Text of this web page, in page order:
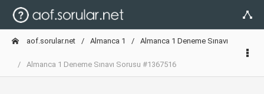
aof.sorular.net Almanca 1 Almanca 1 Deneme Sınavı
Almanca 1 Deneme Sınavı Sorusu #1367516